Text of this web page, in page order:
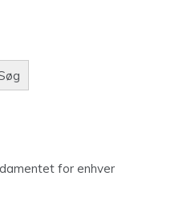
for enhver